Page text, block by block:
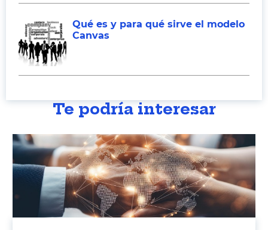
Qué es y para qué sirve el modelo
Canvas
Te podría interesar